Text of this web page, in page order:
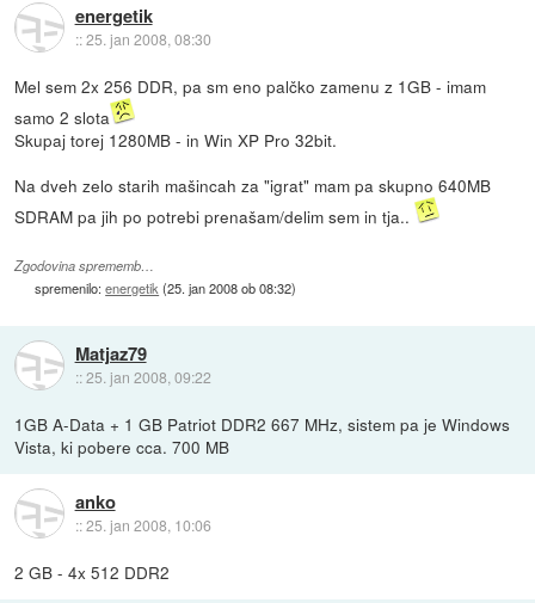
energetik
::25. jan 2008, 08:30
Mel sem 2x 256 DDR, pa sm eno palčko zamenu z 1GB - imam
samo 2 slota
Skupaj torej 1280MB - in Win XP Pro 32bit.
Na dveh zelo starih mašincah za "igrat" mam pa skupno 640MB
SDRAM pa jih po potrebi prenašam/delim sem in tja..
Zgodovina sprememb…
spremenilo:energetik(25. jan 2008 ob 08:32)
Matjaz79
::25. jan 2008, 09:22
1GB A-Data + 1 GB Patriot DDR2 667 MHz, sistem pa je Windows
Vista, ki pobere cca. 700 MB
anko
::25. jan 2008, 10:06
2 GB - 4x 512 DDR2